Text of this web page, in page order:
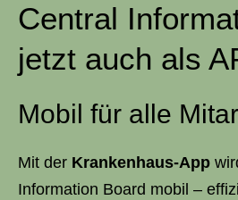
Central
jetzt auch als
Mobil für alle
Mit der Krankenhaus-App
Information Board mobil –